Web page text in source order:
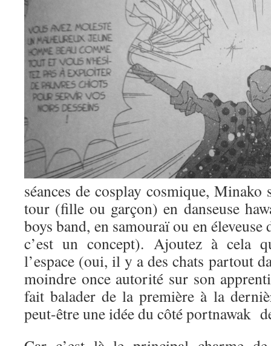
séances de cosplay cosmique,
tour (fille ou garçon) en danseuse
boys band, en samouraï ou en éleveuse
c’est un concept). Ajoutez à cela
l’espace (oui, il y a des chats partout
moindre once autorité sur son
fait balader de la première à la
peut-être une idée du côté portnawak